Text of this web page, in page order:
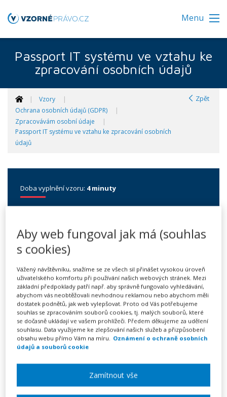
Menu
Passport IT systému ve vztahu ke
zpracování osobních údajů
Vzory
Ochrana osobních údajů (GDPR)
Zpracovávám osobní údaje
Passport IT systému ve vztahu ke zpracování osobních
údajů
Zpět
Doba vyplnění vzoru: 4 minuty
ke zpracování osobních údajů
149 Kč
Předplatné na 7 dní
Možnost vytvořit až 5 dokumentů
Neomezené stahování vytvořených dokumentů
Vyplnit vzor
Do systematické evidence zpracování osobních údajů je
potřeba zaznamenat, jaké IT systémy provádějí
konkrétní zpracování osobních údajů, jelikož každé
Aby web fungoval jak má (souhlas
s cookies)
Vážený návštěvníku, snažíme se ze všech sil přinášet vysokou úroveň
uživatelského komfortu při používání našich webových stránek. Mezi
základní předpoklady patří např. aby správně fungovalo vyhledávání,
abychom vás neobtěžovali nevhodnou reklamou nebo abychom měli
dostatek podnětů, jak web vylepšovat. Proto od Vás potřebujeme
souhlas se zpracováním souborů cookies, tj. malých souborů, které
se dočasně ukládají ve vašem prohlížeči. Předem děkujeme za udělení
souhlasu. Data využijeme ke zlepšování našich služeb a přizpůsobení
obsahu webu přímo Vám na míru. Oznámení o ochraně osobních
údajů a souborů cookie
Zamítnout vše